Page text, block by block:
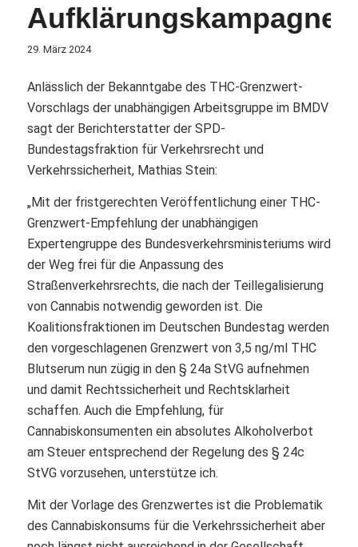
Aufklärungskampagne
29. März 2024
Anlässlich der Bekanntgabe des THC-Grenzwert-
Vorschlags der unabhängigen Arbeitsgruppe im BMDV
sagt der Berichterstatter der SPD-
Bundestagsfraktion für Verkehrsrecht und
Verkehrssicherheit, Mathias Stein:
„Mit der fristgerechten Veröffentlichung einer THC-
Grenzwert-Empfehlung der unabhängigen
Expertengruppe des Bundesverkehrsministeriums wird
der Weg frei für die Anpassung des
Straßenverkehrsrechts, die nach der Teillegalisierung
von Cannabis notwendig geworden ist. Die
Koalitionsfraktionen im Deutschen Bundestag werden
den vorgeschlagenen Grenzwert von 3,5 ng/ml THC
Blutserum nun zügig in den § 24a StVG aufnehmen
und damit Rechtssicherheit und Rechtsklarheit
schaffen. Auch die Empfehlung, für
Cannabiskonsumenten ein absolutes Alkoholverbot
am Steuer entsprechend der Regelung des § 24c
StVG vorzusehen, unterstütze ich.
Mit der Vorlage des Grenzwertes ist die Problematik
des Cannabiskonsums für die Verkehrssicherheit aber